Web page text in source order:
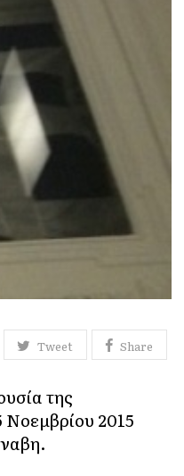
Tweet Share
της
2015